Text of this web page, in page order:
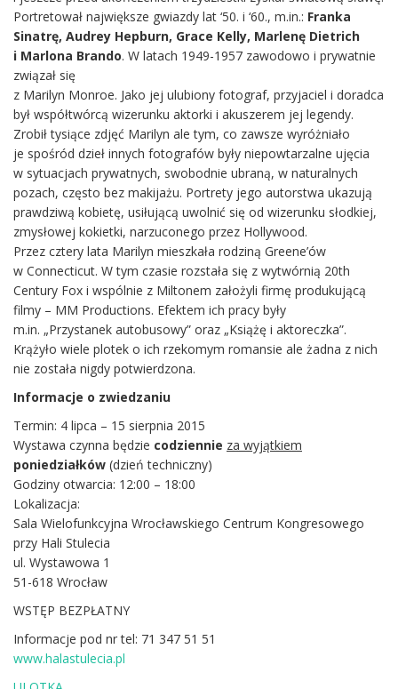
Portretował największe gwiazdy lat ‘50. i ‘60., m.in.: Franka
Sinatrę, Audrey Hepburn, Grace Kelly, Marlenę Dietrich
i Marlona Brando. W latach 1949-1957 zawodowo i prywatnie
związał się
z Marilyn Monroe. Jako jej ulubiony fotograf, przyjaciel i doradca
był współtwórcą wizerunku aktorki i akuszerem jej legendy.
Zrobił tysiące zdjęć Marilyn ale tym, co zawsze wyróżniało
je spośród dzieł innych fotografów były niepowtarzalne ujęcia
w sytuacjach prywatnych, swobodnie ubraną, w naturalnych
pozach, często bez makijażu. Portrety jego autorstwa ukazują
prawdziwą kobietę, usiłującą uwolnić się od wizerunku słodkiej,
zmysłowej kokietki, narzuconego przez Hollywood.
Przez cztery lata Marilyn mieszkała rodziną Greene’ów
w Connecticut. W tym czasie rozstała się z wytwórnią 20th
Century Fox i wspólnie z Miltonem założyli firmę produkującą
filmy – MM Productions. Efektem ich pracy były
m.in. „Przystanek autobusowy” oraz „Książę i aktoreczka”.
Krążyło wiele plotek o ich rzekomym romansie ale żadna z nich
nie została nigdy potwierdzona.
Informacje o zwiedzaniu
Termin: 4 lipca – 15 sierpnia 2015
Wystawa czynna będzie codziennie za wyjątkiem
poniedziałków (dzień techniczny)
Godziny otwarcia: 12:00 – 18:00
Lokalizacja:
Sala Wielofunkcyjna Wrocławskiego Centrum Kongresowego
przy Hali Stulecia
ul. Wystawowa 1
51-618 Wrocław
WSTĘP BEZPŁATNY
Informacje pod nr tel: 71 347 51 51
www.halastulecia.pl